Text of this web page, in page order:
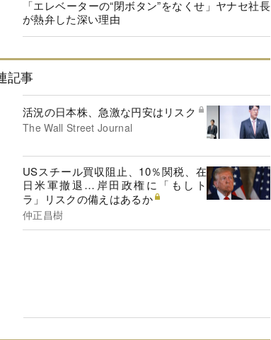
「エレベーターの“閉ボタン”をなくせ」ヤナセ社長
が熱弁した深い理由
記事
活況の日本株、急激な円安はリスク
The Wall Street Journal
USスチール買収阻止、10％関税、在
日米軍撤退…岸田政権に「もしト
ラ」リスクの備えはあるか
仲正昌樹